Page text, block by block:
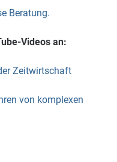
Beratung.
Videos an:
Zeitwirtschaft
von komplexen